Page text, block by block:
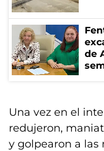
de
Una vez en el
redujeron,
y golpearon a las